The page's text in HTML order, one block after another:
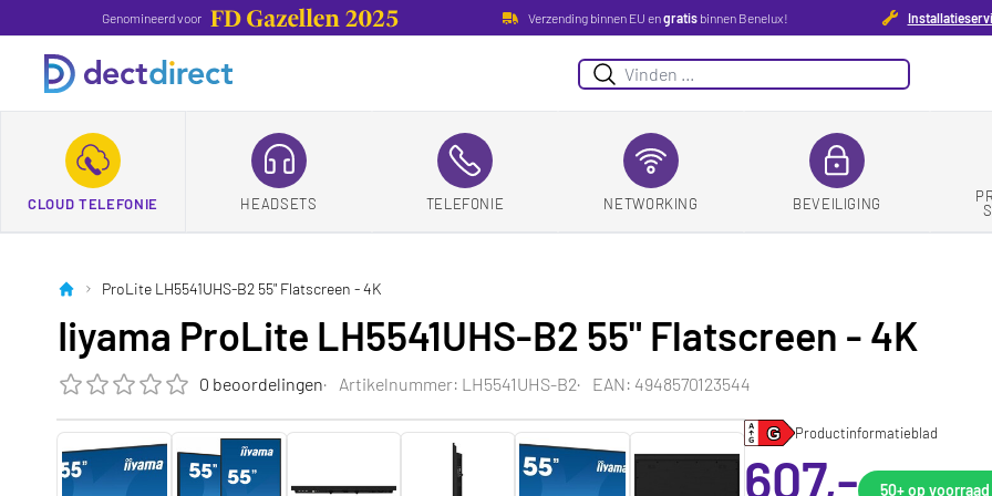
Genomineerd voor Verzending binnen EU engratisbinnen Benelux!
Zoeken
CLOUD TELEFONIE HEADSETS TELEFONIE NETWORKING BEVEILIGING
ProLite LH5541UHS-B2 55" Flatscreen - 4K
Iiyama ProLite LH5541UHS-B2 55" Flatscreen - 4K
De beoordeling van dit product is0.0 van de 5
0 beoordelingen Artikelnummer: LH5541UHS-B2 EAN: 4948570123544
Productinformatieblad
607,- 50+op voorraad